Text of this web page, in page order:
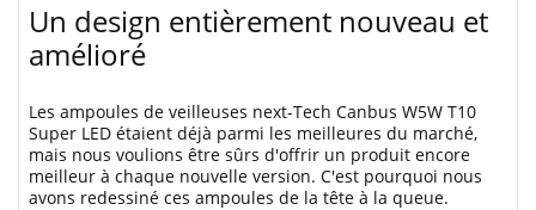
Un design entièrement nouveau et
amélioré
Les ampoules de veilleuses next-Tech Canbus W5W T10
Super LED étaient déjà parmi les meilleures du marché,
mais nous voulions être sûrs d'offrir un produit encore
meilleur à chaque nouvelle version. C'est pourquoi nous
avons redessiné ces ampoules de la tête à la queue.